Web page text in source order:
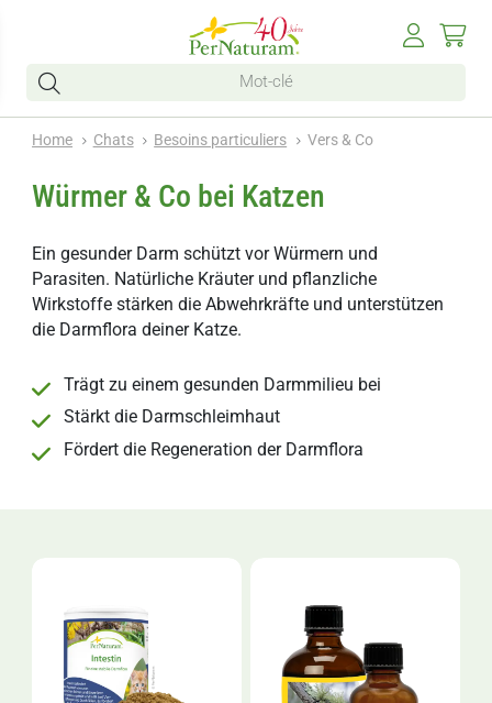
Home Chats Besoins particuliers Vers & Co
Würmer & Co bei Katzen
Ein gesunder Darm schützt vor Würmern und
Parasiten. Natürliche Kräuter und pflanzliche
Wirkstoffe stärken die Abwehrkräfte und unterstützen
die Darmflora deiner Katze.
Trägt zu einem gesunden Darmmilieu bei
Stärkt die Darmschleimhaut
Fördert die Regeneration der Darmflora